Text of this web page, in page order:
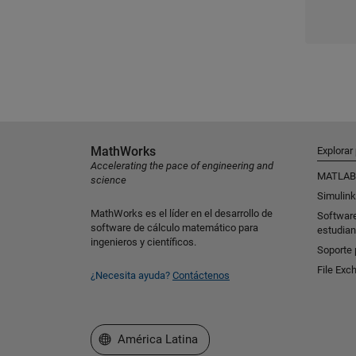
MathWorks
Accelerating the pace of engineering and
science
MathWorks es el líder en el desarrollo de
software de cálculo matemático para
ingenieros y científicos.
¿Necesita ayuda? Contáctenos
MATLAB
Simulink
Soporte
File
Seleccione un país/idioma
América Latina